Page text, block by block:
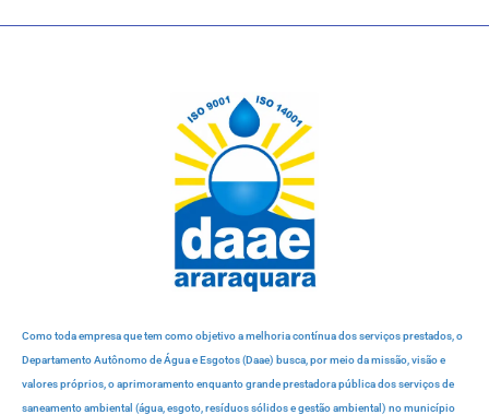
Como toda empresa que tem como objetivo a melhoria contínua dos serviços prestados, o
Departamento Autônomo de Água e Esgotos (Daae) busca, por meio da missão, visão e
valores próprios, o aprimoramento enquanto grande prestadora pública dos serviços de
saneamento ambiental (água, esgoto, resíduos sólidos e gestão ambiental) no município